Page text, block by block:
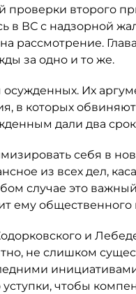
проверки второго
в ВС с надзорной
рассмотрение.
за одно и то же.
осужденных. Их
в которых
дали два
себя в
из всех дел,
случае это
ему общественного
и
не слишком
чтобы